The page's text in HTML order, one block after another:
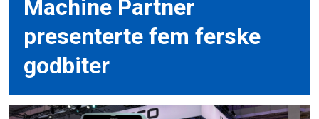
Machine Partner
presenterte fem ferske
godbiter